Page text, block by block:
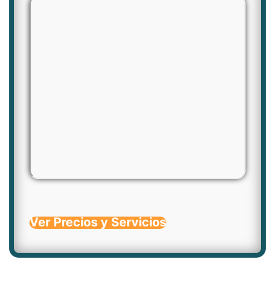
Ver Precios y Servicios